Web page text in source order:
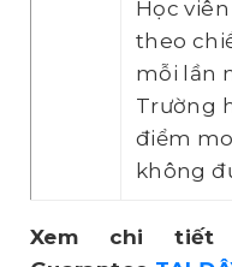
Học
theo
mỗi lần
Trường
điểm
không
Xem chi tiết